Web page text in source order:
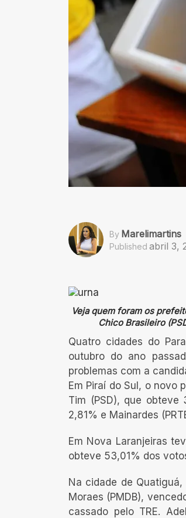
By Marelimartins
Published abril 3,
Veja quem foram os
Chico Brasileiro
Quatro cidades do
outubro do ano
problemas com a
Em Piraí do Sul, o novo
Tim (PSD), que obteve
2,81% e Mainardes
Em Nova Laranjeiras
obteve 53,01% dos
Na cidade de
Moraes (PMDB),
cassado pelo TRE.